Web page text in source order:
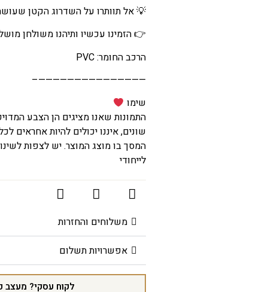
💡 אל תוותרו על השדרוג הקטן
👉 הזמינו עכשיו ותיהנו משולחן
הרכב החומר: PVC
———————————————–
שימו
התמונות שאנו מציגים הן הצבע
שונים, איננו יכולים להיות אחראים
המסך בו מוצג המוצר. יש לצפות
לייחודי
משלוחים והחזרות
אפשרויות תשלום
לקוח עסקי? מעצב